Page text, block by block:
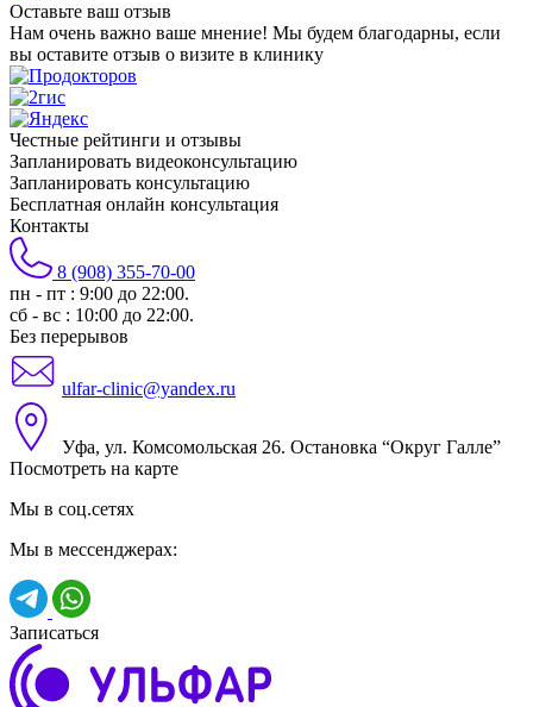
Оставьте ваш отзыв
Нам очень важно ваше мнение! Мы будем благодарны, если
вы оставите отзыв о визите в клинику
Честные рейтинги и отзывы
Запланировать видеоконсультацию
Запланировать консультацию
Бесплатная онлайн консультация
Контакты
8 (908) 355-70-00
пн - пт : 9:00 до 22:00.
сб - вс : 10:00 до 22:00.
Без перерывов
ulfar-clinic@yandex.ru
Уфа, ул. Комсомольская 26. Остановка “Округ Галле”
Посмотреть на карте
Мы в соц.сетях
Мы в мессенджерах:
Записаться